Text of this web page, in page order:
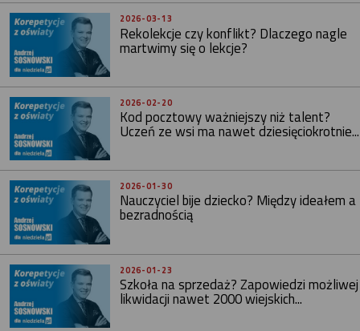
2026-03-13
Rekolekcje czy konflikt? Dlaczego nagle
martwimy się o lekcje?
2026-02-20
Kod pocztowy ważniejszy niż talent?
Uczeń ze wsi ma nawet dziesięciokrotnie...
2026-01-30
Nauczyciel bije dziecko? Między ideałem a
bezradnością
2026-01-23
Szkoła na sprzedaż? Zapowiedzi możliwej
likwidacji nawet 2000 wiejskich...